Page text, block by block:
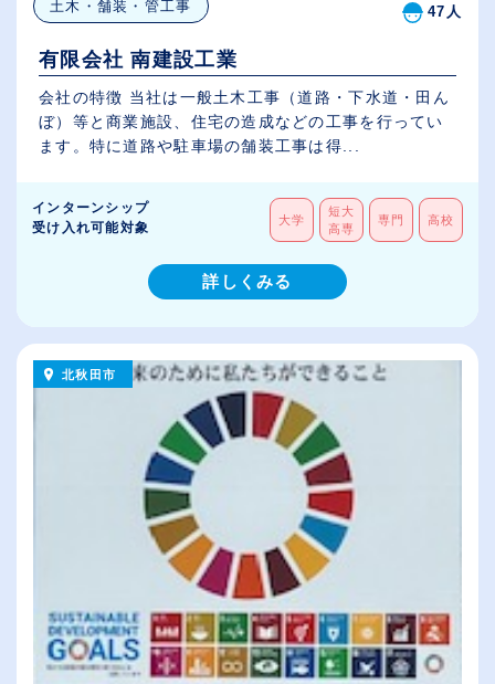
土木・舗装・管工事 47人
有限会社 南建設工業
会社の特徴 当社は一般土木工事（道路・下水道・田ん
ぼ）等と商業施設、住宅の造成などの工事を行ってい
ます。特に道路や駐車場の舗装工事は得...
インターンシップ
受け入れ可能対象
大学
短大
高専
専門 高校
詳しくみる
北秋田市